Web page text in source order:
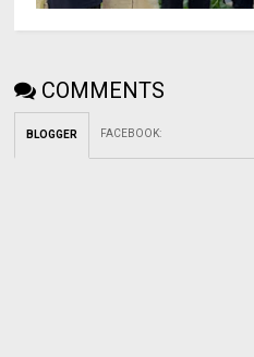
COMMENTS
BLOGGER FACEBOOK: